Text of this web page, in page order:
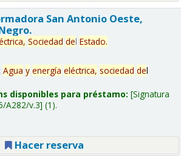
San Antonio Oeste,
Sociedad del Estado.
Agua y energía eléctrica, sociedad del
disponibles para préstamo: Signatura
A282/v.3 (1).
Hacer reserva